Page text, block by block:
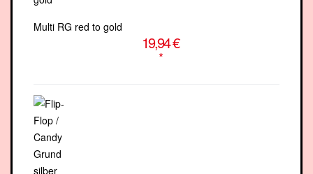
Multi RG red to gold
19,94 €
*